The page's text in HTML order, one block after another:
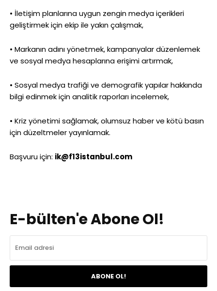
• İletişim planlarına uygun zengin medya içerikleri
geliştirmek için ekip ile yakın çalışmak,
• Markanın adını yönetmek, kampanyalar düzenlemek
ve sosyal medya hesaplarına erişimi artırmak,
• Sosyal medya trafiği ve demografik yapılar hakkında
bilgi edinmek için analitik raporları incelemek,
• Kriz yönetimi sağlamak, olumsuz haber ve kötü basın
için düzeltmeler yayınlamak.
Başvuru için: ik@f13istanbul.com
E-bülten'e Abone Ol!
ABONE OL!